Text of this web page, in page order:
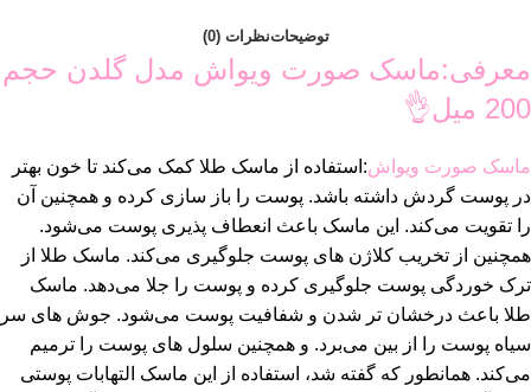
توضیحاتنظرات (0)
معرفی:ماسک صورت ویواش مدل گلدن حجم
200 میل👌
ماسک صورت ویواش:استفاده از ماسک طلا کمک می‌کند تا خون بهتر
در پوست گردش داشته باشد. پوست را باز سازی کرده و همچنین آن
را تقویت می‌کند. این ماسک باعث انعطاف پذیری پوست می‌شود.
همچنین از تخریب کلاژن های پوست جلوگیری می‌کند. ماسک طلا از
ترک خوردگی پوست جلوگیری کرده و پوست را جلا می‌دهد. ماسک
طلا باعث درخشان تر شدن و شفافیت پوست می‌شود. جوش های سر
سیاه پوست را از بین می‌برد. و همچنین سلول های پوست را ترمیم
می‌کند. همانطور که گفته شد، استفاده از این ماسک التهابات پوستی